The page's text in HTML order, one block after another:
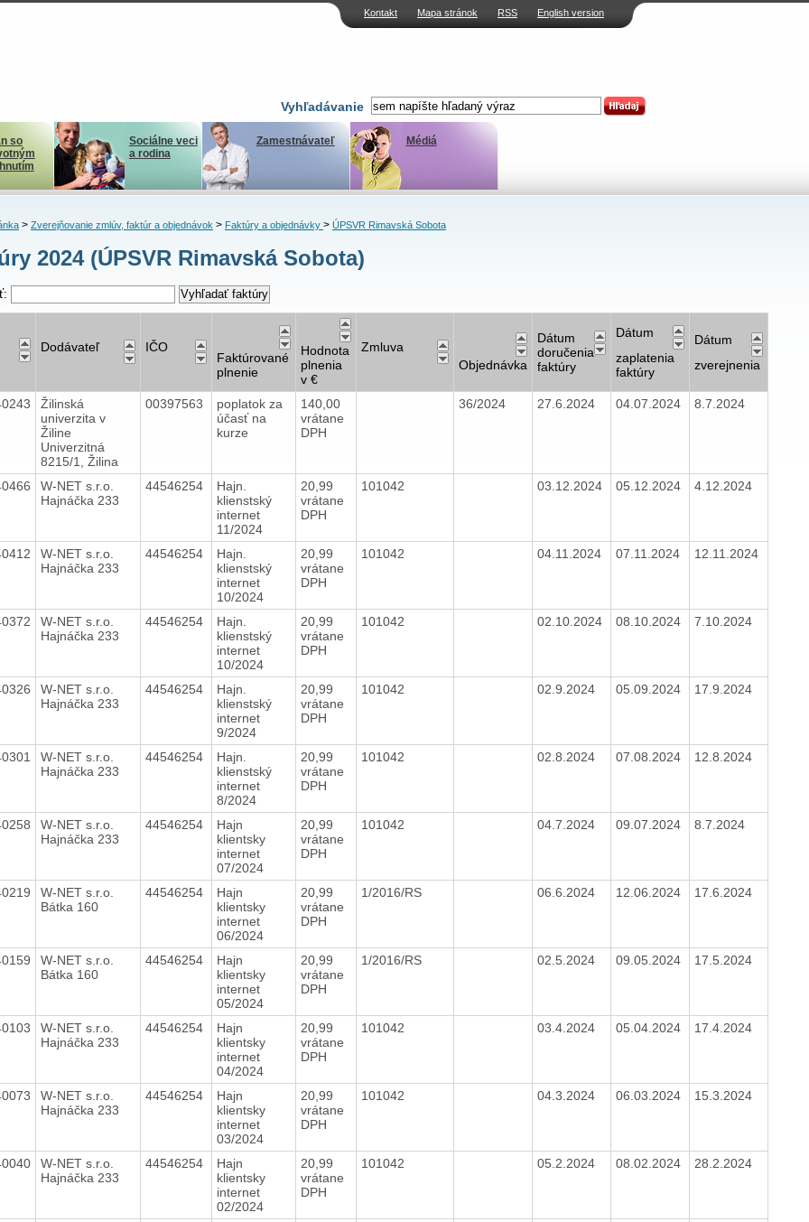
Kontakt Mapa stránok RSS English version
Vyhľadávanie
so
Sociálne veci
a rodina
Zamestnávateľ Médiá
> Zverejňovanie zmlúv, faktúr a objednávok> Faktúry a objednávky > ÚPSVR Rimavská Sobota
2024 (ÚPSVR Rimavská Sobota)
Dodávateľ IČO
Faktúrované
plnenie
Hodnota
plnenia
v €
Zmluva
Objednávka
Dátum
doručenia
faktúry
Dátum
zaplatenia
faktúry
Dátum
zverejnenia
Žilinská
univerzita v
Žiline
Univerzitná
8215/1, Žilina
00397563
poplatok za
účasť na
kurze
140,00
vrátane
DPH
36/2024 27.6.2024 04.07.2024 8.7.2024
W-NET s.r.o.
Hajnáčka 233
44546254
Hajn.
klienstský
internet
11/2024
20,99
vrátane
DPH
101042 03.12.2024 05.12.2024 4.12.2024
W-NET s.r.o.
Hajnáčka 233
44546254
Hajn.
klienstský
internet
10/2024
20,99
vrátane
DPH
101042 04.11.2024 07.11.2024 12.11.2024
W-NET s.r.o.
Hajnáčka 233
44546254
Hajn.
klienstský
internet
10/2024
20,99
vrátane
DPH
101042 02.10.2024 08.10.2024 7.10.2024
W-NET s.r.o.
Hajnáčka 233
44546254
Hajn.
klienstský
internet
9/2024
20,99
vrátane
DPH
101042 02.9.2024 05.09.2024 17.9.2024
W-NET s.r.o.
Hajnáčka 233
44546254
Hajn.
klienstský
internet
8/2024
20,99
vrátane
DPH
101042 02.8.2024 07.08.2024 12.8.2024
W-NET s.r.o.
Hajnáčka 233
44546254
Hajn
klientsky
internet
07/2024
20,99
vrátane
DPH
101042 04.7.2024 09.07.2024 8.7.2024
W-NET s.r.o.
Bátka 160
44546254
Hajn
klientsky
internet
06/2024
20,99
vrátane
DPH
1/2016/RS 06.6.2024 12.06.2024 17.6.2024
W-NET s.r.o.
Bátka 160
44546254
Hajn
klientsky
internet
05/2024
20,99
vrátane
DPH
1/2016/RS 02.5.2024 09.05.2024 17.5.2024
W-NET s.r.o.
Hajnáčka 233
44546254
Hajn
klientsky
internet
04/2024
20,99
vrátane
DPH
101042 03.4.2024 05.04.2024 17.4.2024
W-NET s.r.o.
Hajnáčka 233
44546254
Hajn
klientsky
internet
03/2024
20,99
vrátane
DPH
101042 04.3.2024 06.03.2024 15.3.2024
W-NET s.r.o.
Hajnáčka 233
44546254
Hajn
klientsky
internet
02/2024
20,99
vrátane
DPH
101042 05.2.2024 08.02.2024 28.2.2024